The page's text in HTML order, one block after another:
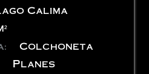
Calima
Colchoneta
Planes